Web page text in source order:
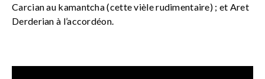
Carcian au kamantcha (cette vièle rudimentaire) ; et Aret
Derderian à l’accordéon.